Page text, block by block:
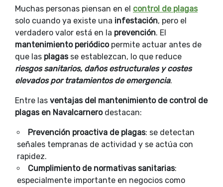
Muchas personas piensan en el control de plagas
solo cuando ya existe una infestación, pero el
verdadero valor está en la prevención. El
mantenimiento periódicopermite actuar antes de
que las plagas se establezcan, lo que reduce
riesgos sanitarios, daños estructurales y costes
elevados por tratamientos de emergencia.
Entre las ventajas del mantenimiento de control de
plagas en Navalcarnerodestacan:
Prevención proactiva de plagas: se detectan
señales tempranas de actividad y se actúa con
rapidez.
Cumplimiento de normativas sanitarias:
especialmente importante en negocios como